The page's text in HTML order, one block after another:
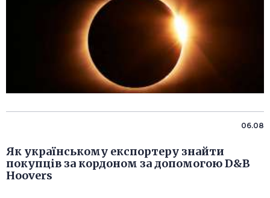
06.08
Як українському експортеру знайти
покупців за кордоном за допомогою D&B
Hoovers